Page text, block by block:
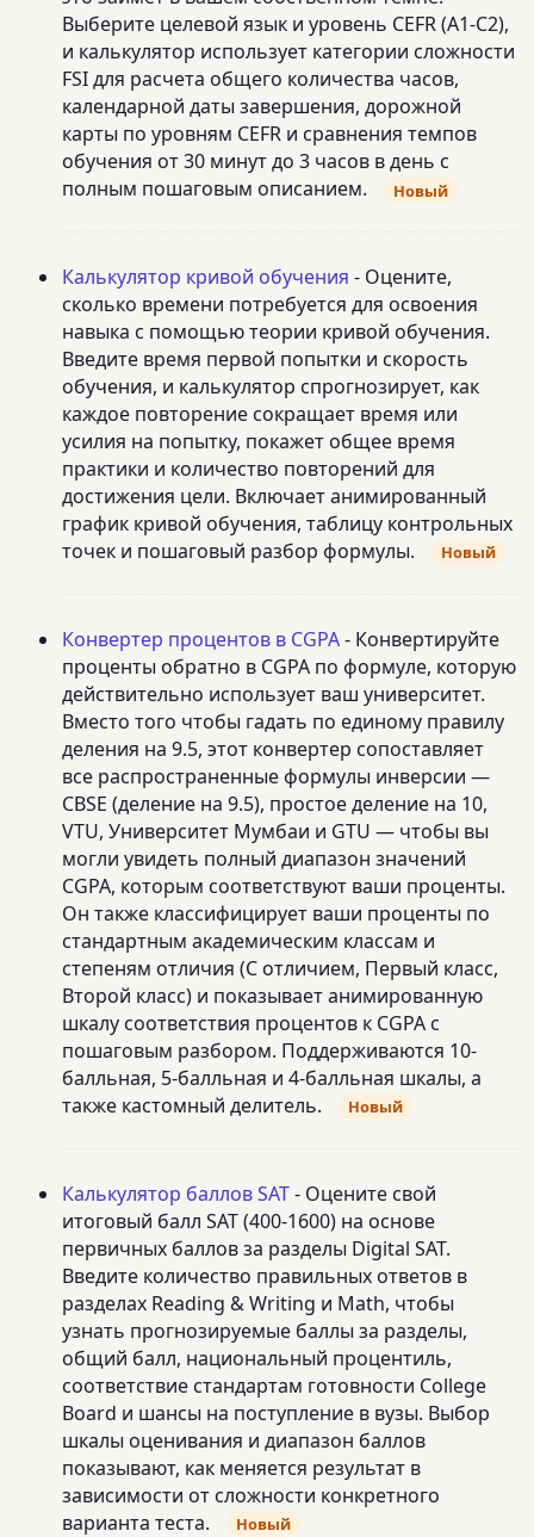
Выберите целевой язык и уровень CEFR (A1-C2),
и калькулятор использует категории сложности
FSI для расчета общего количества часов,
календарной даты завершения, дорожной
карты по уровням CEFR и сравнения темпов
обучения от 30 минут до 3 часов в день с
полным пошаговым описанием.
Новый
Калькулятор кривой обучения - Оцените,
сколько времени потребуется для освоения
навыка с помощью теории кривой обучения.
Введите время первой попытки и скорость
обучения, и калькулятор спрогнозирует, как
каждое повторение сокращает время или
усилия на попытку, покажет общее время
практики и количество повторений для
достижения цели. Включает анимированный
график кривой обучения, таблицу контрольных
точек и пошаговый разбор формулы.
Новый
Конвертер процентов в CGPA- Конвертируйте
проценты обратно в CGPA по формуле, которую
действительно использует ваш университет.
Вместо того чтобы гадать по единому правилу
деления на 9.5, этот конвертер сопоставляет
все распространенные формулы инверсии —
CBSE (деление на 9.5), простое деление на 10,
VTU, Университет Мумбаи и GTU — чтобы вы
могли увидеть полный диапазон значений
CGPA, которым соответствуют ваши проценты.
Он также классифицирует ваши проценты по
стандартным академическим классам и
степеням отличия (С отличием, Первый класс,
Второй класс) и показывает анимированную
шкалу соответствия процентов к CGPA с
пошаговым разбором. Поддерживаются 10-
балльная, 5-балльная и 4-балльная шкалы, а
также кастомный делитель.
Новый
Калькулятор баллов SAT- Оцените свой
итоговый балл SAT (400-1600) на основе
первичных баллов за разделы Digital SAT.
Введите количество правильных ответов в
разделах Reading & Writing и Math, чтобы
узнать прогнозируемые баллы за разделы,
общий балл, национальный процентиль,
соответствие стандартам готовности College
Board и шансы на поступление в вузы. Выбор
шкалы оценивания и диапазон баллов
показывают, как меняется результат в
зависимости от сложности конкретного
варианта теста.
Новый